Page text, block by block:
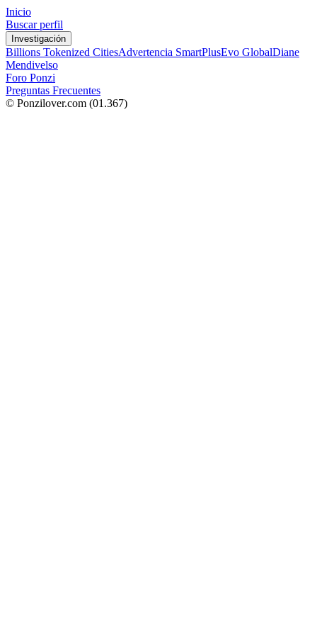
Inicio
Buscar perfil
Investigación
Billions Tokenized CitiesAdvertencia SmartPlusEvo GlobalDiane
Mendivelso
Foro Ponzi
Preguntas Frecuentes
© Ponzilover.com (01.367)